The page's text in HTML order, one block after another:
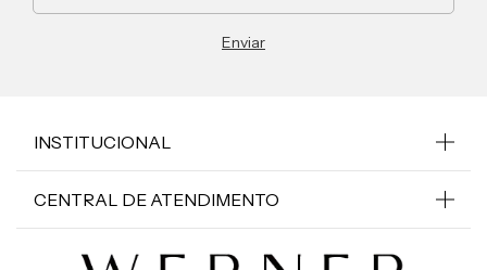
INSTITUCIONAL
CENTRAL DE ATENDIMENTO